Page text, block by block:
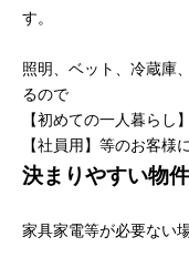
す。
照明、ベット、冷蔵庫
るので
【初めての一人暮らし
【社員用】等のお客様
決まりやすい物件
家具家電等が必要ない